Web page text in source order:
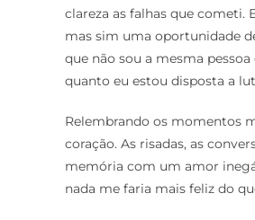
clareza as falhas que cometi.
mas sim uma oportunidade
que não sou a mesma
quanto eu estou disposta a
Relembrando os momentos
coração. As risadas, as
memória com um amor
nada me faria mais feliz do